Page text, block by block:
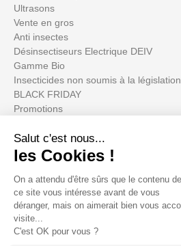
Ultrasons
Vente en gros
Anti insectes
Désinsectiseurs Electrique DEIV
Gamme Bio
Insecticides non soumis à la législation
BLACK FRIDAY
Promotions
Votre compte
Informations